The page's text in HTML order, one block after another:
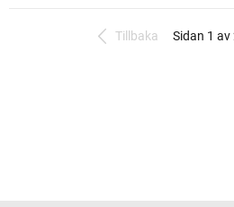
Tillbaka Sidan 1 av